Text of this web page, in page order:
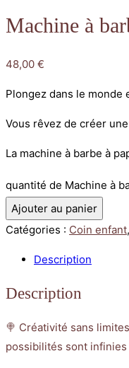
Machine à
48,00 €
Plongez dans le monde
Vous rêvez de créer
La machine à barbe à
quantité de Machine à
Ajouter au panier
Catégories : Coin enfant,
Description
Description
🍭 Créativité sans
possibilités sont infinies